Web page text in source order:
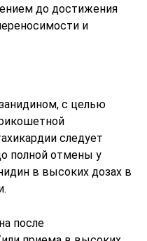
до достижения
и
с целью
следует
полной отмены у
в высоких дозах в
после